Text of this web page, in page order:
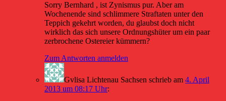
Sorry Bernhard , ist Zynismus pur. Aber am
Wochenende sind schlimmere Straftaten unter den
Teppich gekehrt worden, du glaubst doch nicht
wirklich das sich unsere Ordnungshüter um ein paar
zerbrochene Ostereier kümmern?
Zum Antworten anmelden
Gvlisa Lichtenau Sachsen schrieb am 4. April
2013 um 08:17 Uhr: